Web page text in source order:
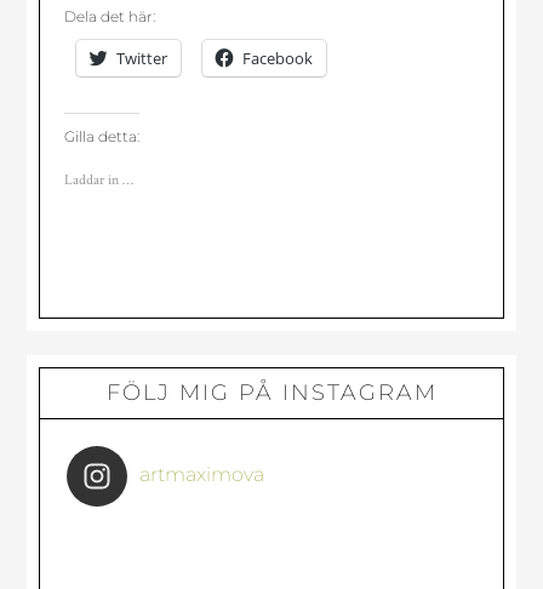
Dela det här:
Twitter Facebook
Gilla detta:
Laddar in …
Primärt
sidofält
FÖLJ MIG PÅ INSTAGRAM
artmaximova